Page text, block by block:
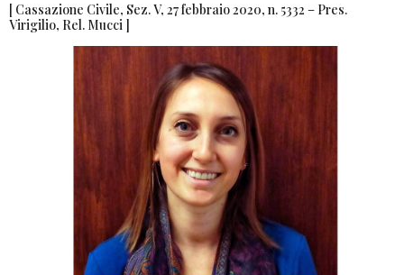
[ Cassazione Civile, Sez. V, 27 febbraio 2020, n. 5332 – Pres.
Virigilio, Rel. Mucci ]